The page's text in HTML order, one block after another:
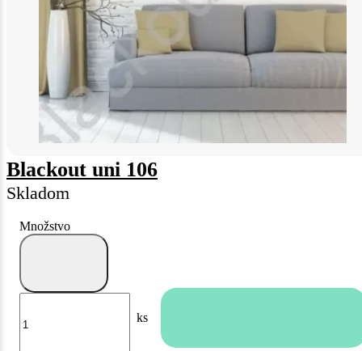
Blackout uni 106
Skladom
Množstvo
ks